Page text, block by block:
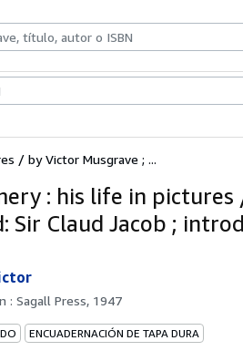
/ by Victor Musgrave ; ...
: his life in pictures
Sir Claud Jacob ;
: Sagall Press, 1947
ENCUADERNACIÓN DE TAPA DURA